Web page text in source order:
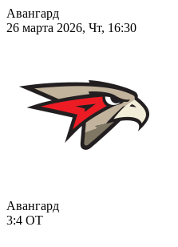
Авангард
26 марта 2026, Чт, 16:30
Авангард
3:4 ОТ